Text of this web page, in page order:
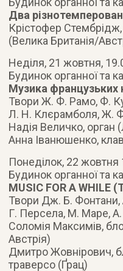
Два
Крістофер
(Велика Британія/
Неділя, 21 жовтня,
Будинок органної та
Музика французьких
Твори Ж. Ф. Рамо, Ф.
Л. Н. Клєрамболя, Ж.
Надія Величко, орган
Анна Іванюшенко,
Понеділок, 22 жовтня
Будинок органної та
MUSIC FOR A WHILE
Твори Дж. Б. Фонтани,
Г. Персела, М. Маре,
Соломія Максимів,
Австрія)
Дмитро Жовнірович,
траверсо (Ґрац)